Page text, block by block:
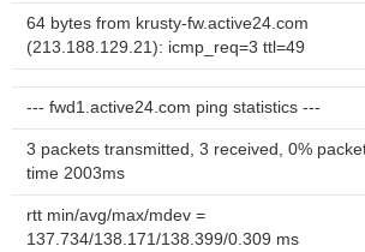
64 bytes from krusty-fw.active24.com
(213.188.129.21): icmp_req=3 ttl=49
--- fwd1.active24.com ping statistics ---
3 packets transmitted, 3 received, 0%
time 2003ms
rtt min/avg/max/mdev =
137.734/138.171/138.399/0.309 ms